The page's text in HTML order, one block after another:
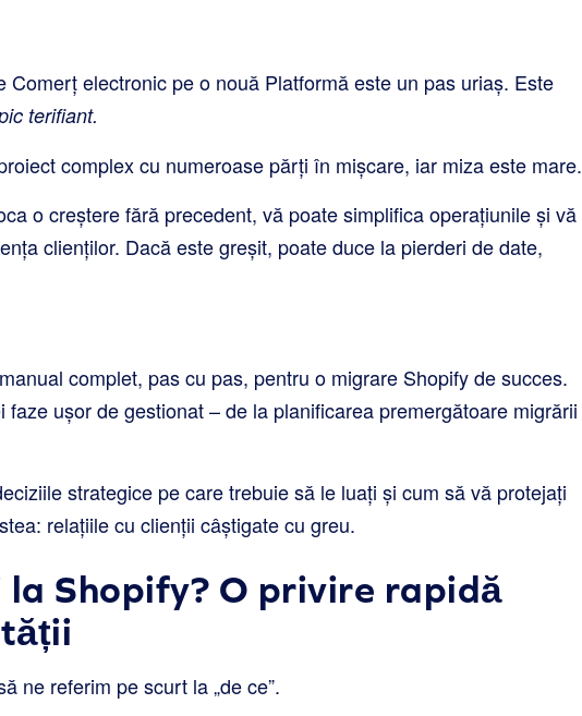
Comerț electronic pe o nouă Platformă este un pas uriaș. Este
terifiant.
complex cu numeroase părți în mișcare, iar miza este mare.
o creștere fără precedent, vă poate simplifica operațiunile și vă
clienților. Dacă este greșit, poate duce la pierderi de date,
complet, pas cu pas, pentru o migrare Shopify de succes.
ușor de gestionat – de la planificarea premergătoare migrării
strategice pe care trebuie să le luați și cum să vă protejați
relațiile cu clienții câștigate cu greu.
la Shopify? O privire rapidă
ne referim pe scurt la „de ce”.